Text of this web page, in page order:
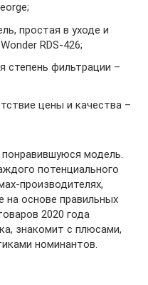
простая в уходе и
RDS-426;
степень фильтрации –
цены и качества –
модель.
потенциального
производителях,
на основе правильных
2020 года
знакомит с плюсами,
номинантов.